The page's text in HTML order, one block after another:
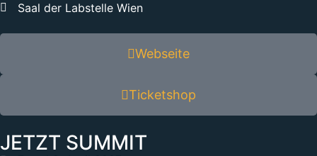
Saal der Labstelle Wien
Webseite
Ticketshop
JETZT SUMMIT